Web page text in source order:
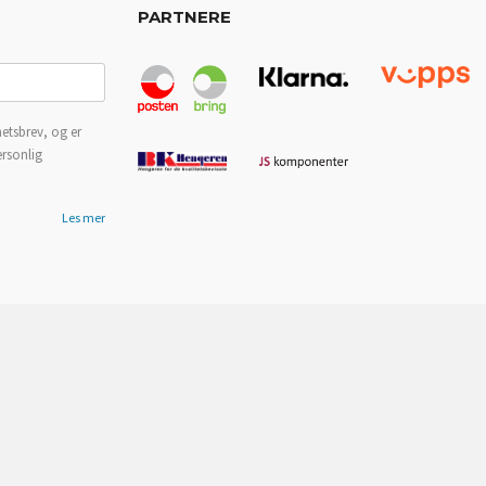
og er
Les mer
PARTNERE